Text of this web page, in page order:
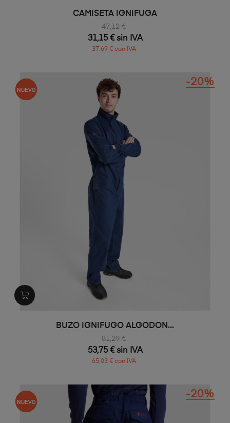
CAMISETA IGNIFUGA
47,12 €
31,15 € sin IVA
37,69 € con IVA
BUZO IGNIFUGO ALGODON...
81,29 €
-20%
53,75 € sin IVA
65,03 € con IVA
-20%